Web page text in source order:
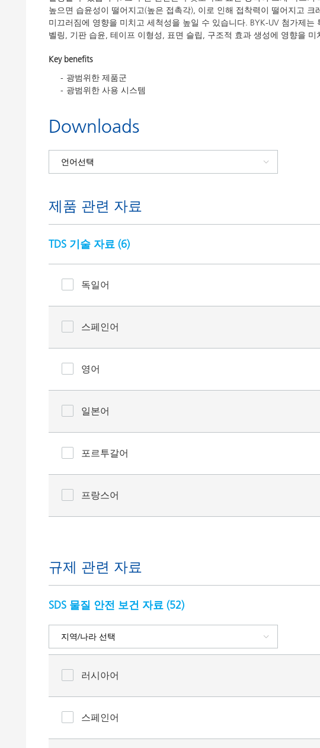
높으면 습윤성이 떨어지고(높은 접촉각), 이로 인해 접착력이 떨어지고
미끄러짐에 영향을 미치고 세척성을 높일 수 있습니다. BYK-UV 첨가제
벨링, 기판 습윤, 테이프 이형성, 표면 슬립, 구조적 효과 생성에 영향을 미
Key benefits
광범위한 제품군
광범위한 사용 시스템
Downloads
제품 관련 자료
TDS 기술 자료 (6)
독일어
스페인어
영어
일본어
포르투갈어
프랑스어
규제 관련 자료
SDS 물질 안전 보건 자료 (52)
러시아어
스페인어